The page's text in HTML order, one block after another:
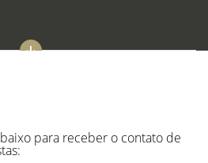
para receber o contato de